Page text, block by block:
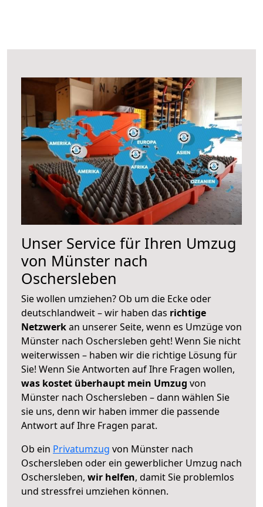
Unser Service für Ihren Umzug
von Münster nach
Oschersleben
Sie wollen umziehen? Ob um die Ecke oder
deutschlandweit – wir haben das richtige
Netzwerkan unserer Seite, wenn es Umzüge von
Münster nach Oschersleben geht! Wenn Sie nicht
weiterwissen – haben wir die richtige Lösung für
Sie! Wenn Sie Antworten auf Ihre Fragen wollen,
was kostet überhaupt mein Umzug von
Münster nach Oschersleben – dann wählen Sie
sie uns, denn wir haben immer die passende
Antwort auf Ihre Fragen parat.
Ob ein Privatumzug von Münster nach
Oschersleben oder ein gewerblicher Umzug nach
Oschersleben, wir helfen, damit Sie problemlos
und stressfrei umziehen können.